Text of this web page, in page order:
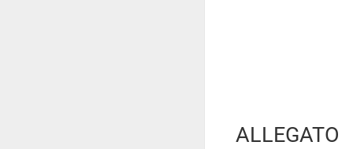
ALLEGATO